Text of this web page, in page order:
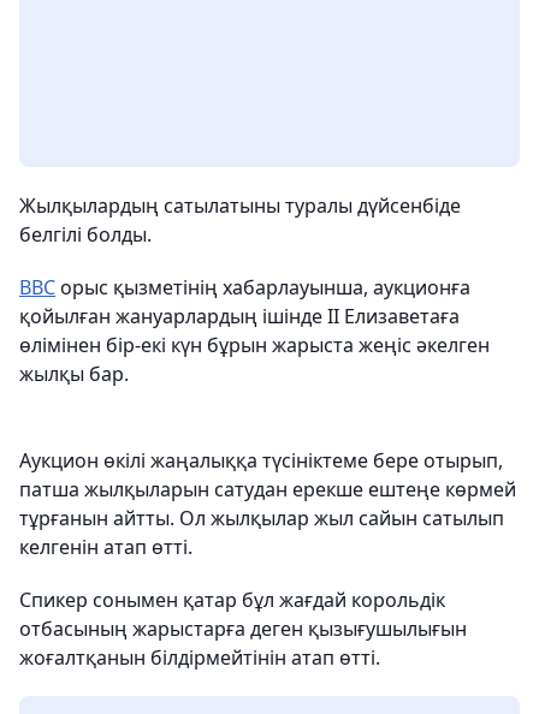
Жылқылардың сатылатыны туралы дүйсенбіде
белгілі болды.
BBCорыс қызметінің хабарлауынша, аукционға
қойылған жануарлардың ішінде II Елизаветаға
өлімінен бір-екі күн бұрын жарыста жеңіс әкелген
жылқы бар.
Аукцион өкілі жаңалыққа түсініктеме бере отырып,
патша жылқыларын сатудан ерекше ештеңе көрмей
тұрғанын айтты. Ол жылқылар жыл сайын сатылып
келгенін атап өтті.
Спикер сонымен қатар бұл жағдай корольдік
отбасының жарыстарға деген қызығушылығын
жоғалтқанын білдірмейтінін атап өтті.